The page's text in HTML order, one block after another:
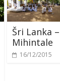
Šri Lanka –
Mihintale
16/12/2015